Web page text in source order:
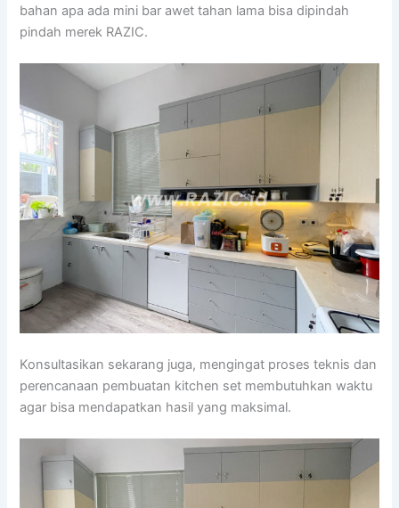
bahan apa ada mini bar awet tahan lama bisa dipindah
pindah merek RAZIC.
Konsultasikan sekarang juga, mengingat proses teknis dan
perencanaan pembuatan kitchen set membutuhkan waktu
agar bisa mendapatkan hasil yang maksimal.